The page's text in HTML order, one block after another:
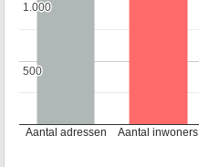
Aantal adressen Aantal inwoners
500
500
1.000
1.000